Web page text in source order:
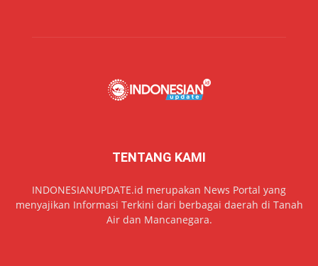
TENTANG KAMI
INDONESIANUPDATE.id merupakan News Portal yang
menyajikan Informasi Terkini dari berbagai daerah di Tanah
Air dan Mancanegara.